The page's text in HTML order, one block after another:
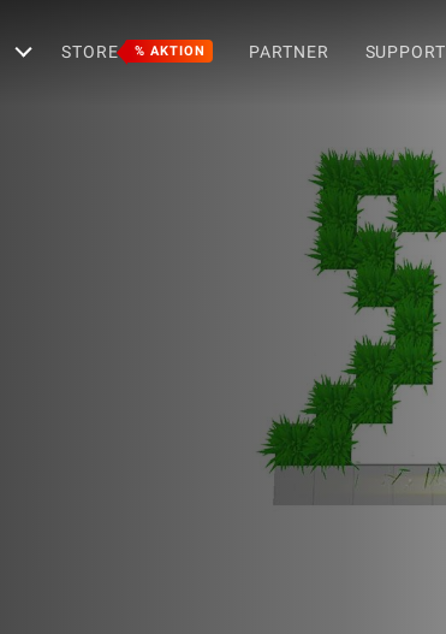
STORE % AKTION PARTNER SUPPORT